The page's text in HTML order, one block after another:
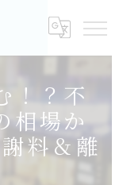
！？不
相場か
料＆離